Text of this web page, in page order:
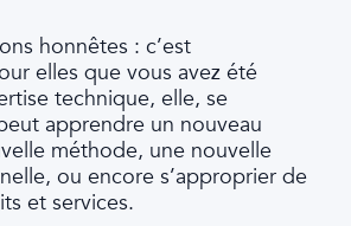
honnêtes : c’est
elles que vous avez été
technique, elle, se
apprendre un nouveau
méthode, une nouvelle
ou encore s’approprier de
et services.